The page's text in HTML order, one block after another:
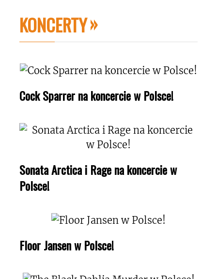
KONCERTY
Cock Sparrer na koncercie w Polsce!
Sonata Arctica i Rage na koncercie w
Polsce!
Floor Jansen w Polsce!